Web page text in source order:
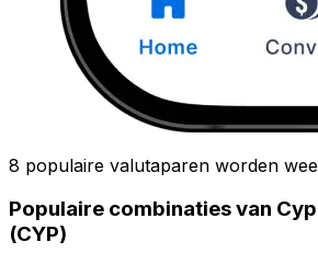
8 populaire valutaparen worden
Populaire combinaties van
(CYP)